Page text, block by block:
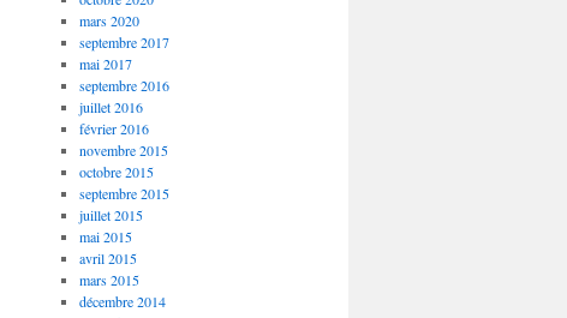
mars 2020
septembre 2017
mai 2017
septembre 2016
juillet 2016
février 2016
novembre 2015
octobre 2015
septembre 2015
juillet 2015
mai 2015
avril 2015
mars 2015
décembre 2014